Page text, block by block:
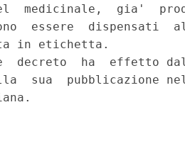
medicinale,  gia'
essere  dispensati
in etichetta.
decreto  ha  effetto
sua  pubblicazione